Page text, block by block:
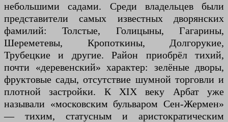
небольшими садами. Среди владельцев были
представители самых известных дворянских
фамилий: Толстые, Голицыны, Гагарины,
Шереметевы, Кропоткины, Долгорукие,
Трубецкие и другие. Район приобрёл тихий,
почти «деревенский» характер: зелёные дворы,
фруктовые сады, отсутствие шумной торговли и
плотной застройки. К XIX веку Арбат уже
называли «московским бульваром Сен-Жермен»
— тихим, статусным и аристократическим